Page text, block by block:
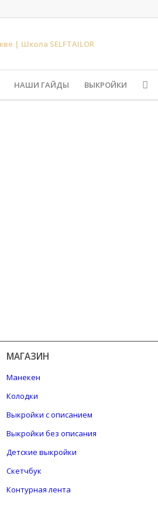
НАШИ ГАЙДЫ ВЫКРОЙКИ
МАГАЗИН
Манекен
Колодки
Выкройки с описанием
Выкройки без описания
Детские выкройки
Скетчбук
Контурная лента